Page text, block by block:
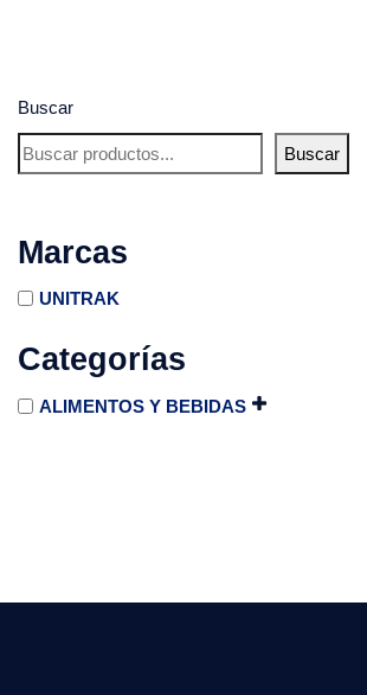
Buscar
Buscar
Marcas
UNITRAK
Categorías
ALIMENTOS Y BEBIDAS